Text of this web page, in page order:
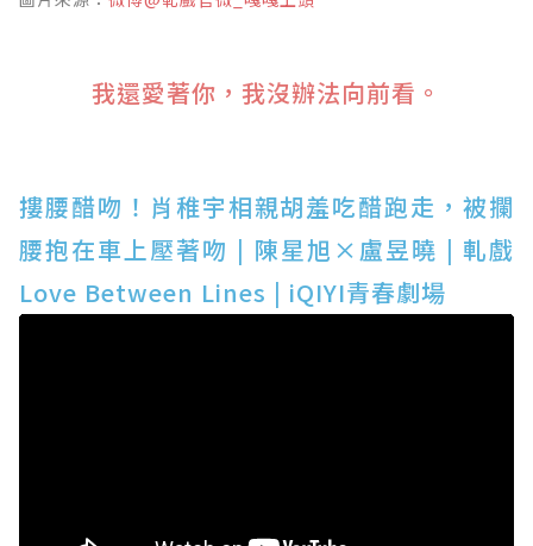
我還愛著你，我沒辦法向前看。
摟腰醋吻！肖稚宇相親胡羞吃醋跑走，被攔
腰抱在車上壓著吻 | 陳星旭×盧昱曉 | 軋戲
Love Between Lines | iQIYI青春劇場